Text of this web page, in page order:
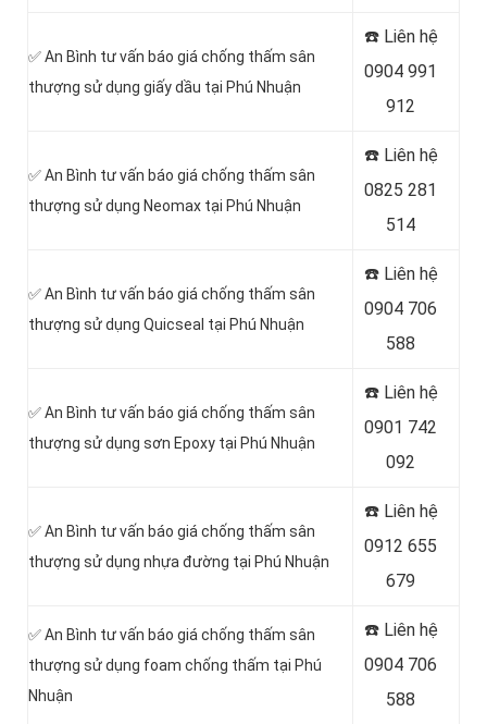
✅ An Bình tư vấn báo giá chống thấm sân
thượng sử dụng giấy dầu tại Phú Nhuận
☎️ Liên hệ
0904 991
912
✅ An Bình tư vấn báo giá chống thấm sân
thượng sử dụng Neomax tại Phú Nhuận
☎️ Liên hệ
0825 281
514
✅ An Bình tư vấn báo giá chống thấm sân
thượng sử dụng Quicseal tại Phú Nhuận
☎️ Liên hệ
0904 706
588
✅ An Bình tư vấn báo giá chống thấm sân
thượng sử dụng sơn Epoxy tại Phú Nhuận
☎️ Liên hệ
0901 742
092
✅ An Bình tư vấn báo giá chống thấm sân
thượng sử dụng nhựa đường tại Phú Nhuận
☎️ Liên hệ
0912 655
679
✅ An Bình tư vấn báo giá chống thấm sân
thượng sử dụng foam chống thấm tại Phú
Nhuận
☎️ Liên hệ
0904 706
588